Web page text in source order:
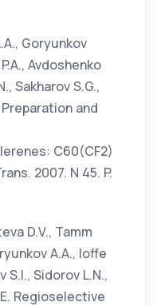
Goryunkov
Avdoshenko
Sakharov S.G.,
and
C60(CF2)
2007. N 45. P.
D.V., Tamm
A.A., Ioffe
S.I., Sidorov L.N.,
Regioselective